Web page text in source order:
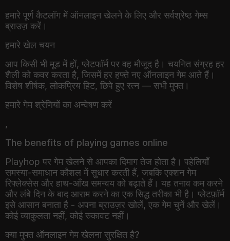
हमारे पूर्ण कैटलॉग में ऑनलाइन खेलने के लिए और सर्वश्रेष्ठ गेम्स
हमारे खेल चयन
आप किसी भी मूड में हों, प्लेटफॉर्म पर वह मौजूद है। चयनित संग्रह हर
शैली को कवर करता है, जिसमें हर हफ्ते नए ऑनलाइन गेम आते हैं।
विशेष शीर्षक, लोकप्रिय हिट, छिपे हुए रत्न — सभी मुफ्त।
हमारे गेम श्रेणियों का अन्वेषण करें
,
The benefits of playing games online
Playhop पर गेम खेलने से आपका दिमाग तेज होता है। पहेलियाँ
समस्या-समाधान कौशल में सुधार करती हैं, जबकि एक्शन गेम
रिफ्लेक्सेस और हाथ-आँख समन्वय को बढ़ाते हैं। यह तनाव कम करने
और लंबे दिन के बाद आराम करने का एक सिद्ध तरीका भी है। प्लेटफ़ॉर्म
इसे आसान बनाता है - अपना ब्राउज़र खोलें, एक गेम चुनें और खेलें।
कोई व्याकुलता नहीं, कोई रुकावट नहीं।
क्या मुफ्त ऑनलाइन गेम खेलना सुरक्षित है?